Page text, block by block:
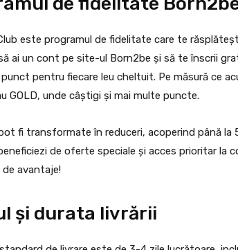
este programul de fidelitate care te
ai un cont pe site-ul Born2be și să te înscrii
pentru fiecare leu cheltuit. Pe măsură ce
GOLD, unde câștigi și mai multe puncte.
fi transformate în reduceri, acoperind până la
de oferte speciale și acces prioritar la
avantaje!
și durata livrării